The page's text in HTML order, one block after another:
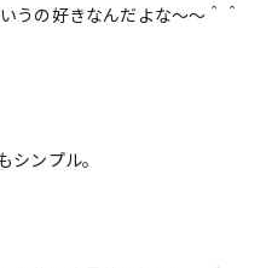
うの好きなんだよな～～＾＾
シンプル。